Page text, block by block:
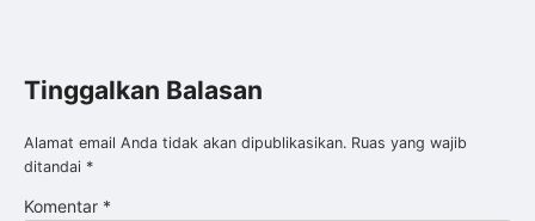
Tinggalkan Balasan
Alamat email Anda tidak akan dipublikasikan. Ruas yang wajib
ditandai *
Komentar *